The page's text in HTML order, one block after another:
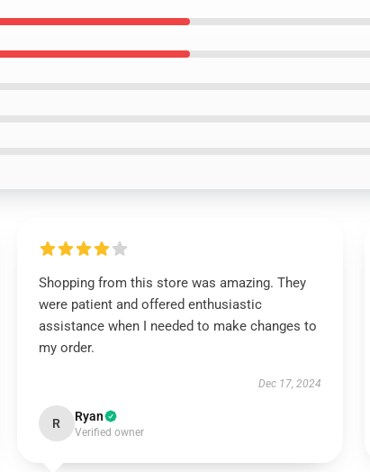
Shopping from this store was amazing. They
were patient and offered enthusiastic
assistance when I needed to make changes to
my order.
Dec 17, 2024
R Ryan
Verified owner